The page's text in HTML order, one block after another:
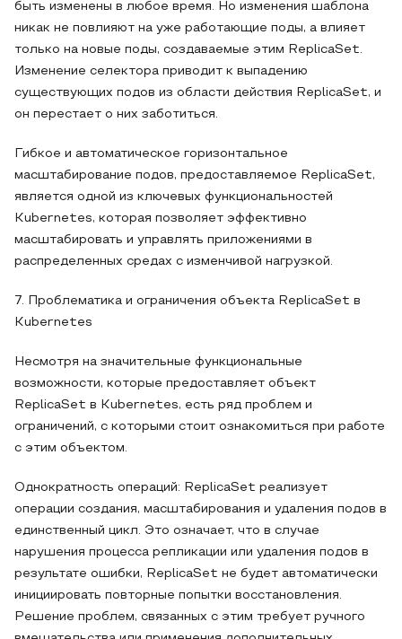
быть изменены в любое время. Но изменения шаблона
никак не повлияют на уже работающие поды, а влияет
только на новые поды, создаваемые этим ReplicaSet.
Изменение селектора приводит к выпадению
существующих подов из области действия ReplicaSet, и
он перестает о них заботиться.
Гибкое и автоматическое горизонтальное
масштабирование подов, предоставляемое ReplicaSet,
является одной из ключевых функциональностей
Kubernetes, которая позволяет эффективно
масштабировать и управлять приложениями в
распределенных средах с изменчивой нагрузкой.
7. Проблематика и ограничения объекта ReplicaSet в
Kubernetes
Несмотря на значительные функциональные
возможности, которые предоставляет объект
ReplicaSet в Kubernetes, есть ряд проблем и
ограничений, с которыми стоит ознакомиться при работе
с этим объектом.
Однократность операций: ReplicaSet реализует
операции создания, масштабирования и удаления подов в
единственный цикл. Это означает, что в случае
нарушения процесса репликации или удаления подов в
результате ошибки, ReplicaSet не будет автоматически
инициировать повторные попытки восстановления.
Решение проблем, связанных с этим требует ручного